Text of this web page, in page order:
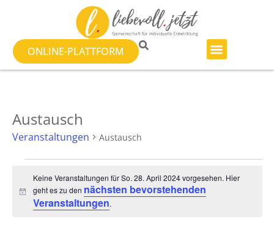
ONLINE-PLATTFORM
Austausch
Veranstaltungen Austausch
Hinweis
Keine Veranstaltungen für So. 28. April 2024 vorgesehen. Hier
geht es zu den nächsten bevorstehenden
Veranstaltungen.